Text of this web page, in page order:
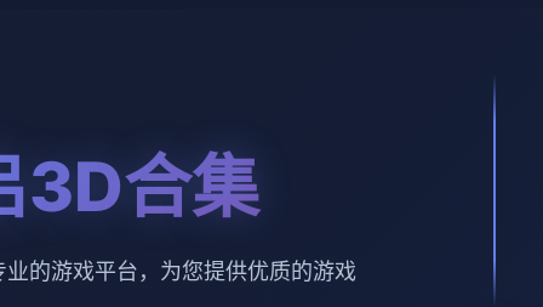
3D合集
的游戏平台，为您提供优质的游戏